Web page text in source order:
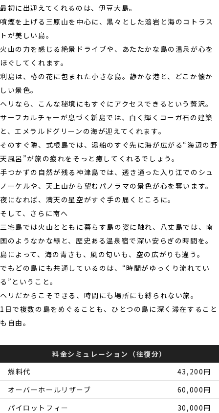
最初に出迎えてくれるのは、伊豆大島。
噴煙を上げる三原山を中心に、黒々とした溶岩と海のコトラス
トが美しい島。
火山の力を感じる絶景ドライブや、あたたかな島の温泉が心を
ほぐしてくれます。
利島は、椿の花に包まれた小さな島。静かな港と、どこか懐か
しい景色。
ヘリなら、こんな秘境にもすぐにアクセスできるという贅沢。
サーフカルチャーが息づく新島では、白く輝くコーガ石の建築
と、エメラルドグリーンの海が迎えてくれます。
そのすぐ隣、式根島では、湯船のすぐ先に海が広がる“海辺の野
天風呂”が旅の疲れをそっと癒してくれるでしょう。
手つかずの自然が残る神津島では、透き通った入り江でのシュ
ノーケルや、天上山から望むパノラマの景色が心を奪います。
夜になれば、満天の星空がすぐ手の届くところに。
そして、さらに南へ――
三宅島では火山とともに暮らす島の姿に触れ、八丈島では、南
国のようなかな緑と、歴史ある温泉宿で深い安らぎの時間を。
島によって、海の青さも、風の匂いも、空の広がりも違う。
でもどの島にも共通しているのは、“時間がゆっくり流れてい
る”ということ。
ヘリだからこそできる、時間にも場所にも縛られない旅。
1日で複数の島をめぐることも、ひとつの島に深く滞在すること
も自由。
料金シミュレーション（往復分）
燃料代
43,200円
オーバーホールリザーブ
60,000円
パイロットフィー
30,000円